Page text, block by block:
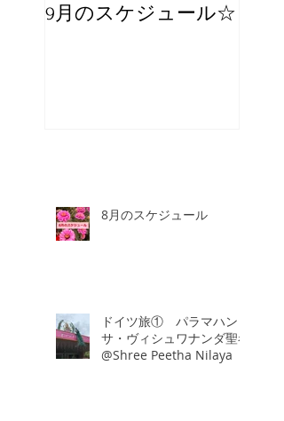
9月のスケジュール☆
8月のスケジュール
ドイツ旅① パラマハン
サ・ヴィシュワナンダ聖者
@Shree Peetha Nilaya